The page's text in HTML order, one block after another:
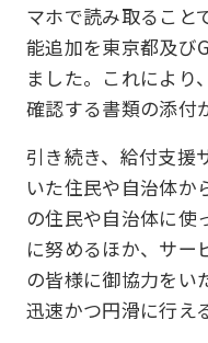
マホで読み取ること
能追加を東京都及び
ました。これにより
確認する書類の添付
引き続き、給付支援
いた住民や自治体か
の住民や自治体に使
に努めるほか、サー
の皆様に御協力をい
迅速かつ円滑に行え